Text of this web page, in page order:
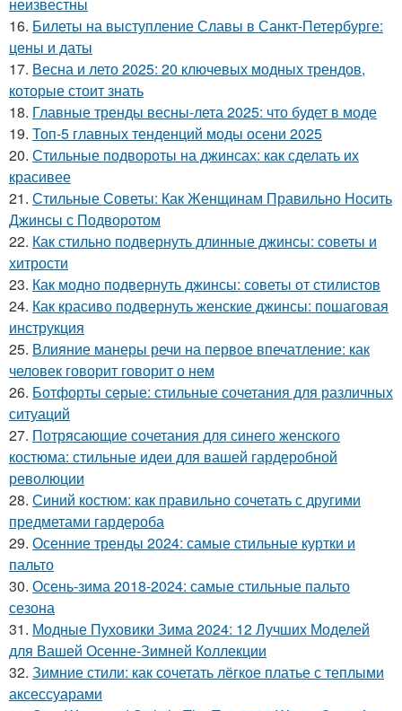
16. Билеты на выступление Славы в Санкт-Петербурге:
цены и даты
17. Весна и лето 2025: 20 ключевых модных трендов,
которые стоит знать
18. Главные тренды весны-лета 2025: что будет в моде
19. Топ-5 главных тенденций моды осени 2025
20. Стильные подвороты на джинсах: как сделать их
красивее
21. Стильные Советы: Как Женщинам Правильно Носить
Джинсы с Подворотом
22. Как стильно подвернуть длинные джинсы: советы и
хитрости
23. Как модно подвернуть джинсы: советы от стилистов
24. Как красиво подвернуть женские джинсы: пошаговая
инструкция
25. Влияние манеры речи на первое впечатление: как
человек говорит говорит о нем
26. Ботфорты серые: стильные сочетания для различных
ситуаций
27. Потрясающие сочетания для синего женского
костюма: стильные идеи для вашей гардеробной
революции
28. Синий костюм: как правильно сочетать с другими
предметами гардероба
29. Осенние тренды 2024: самые стильные куртки и
пальто
30. Осень-зима 2018-2024: самые стильные пальто
сезона
31. Модные Пуховики Зима 2024: 12 Лучших Моделей
для Вашей Осенне-Зимней Коллекции
32. Зимние стили: как сочетать лёгкое платье с теплыми
аксессуарами